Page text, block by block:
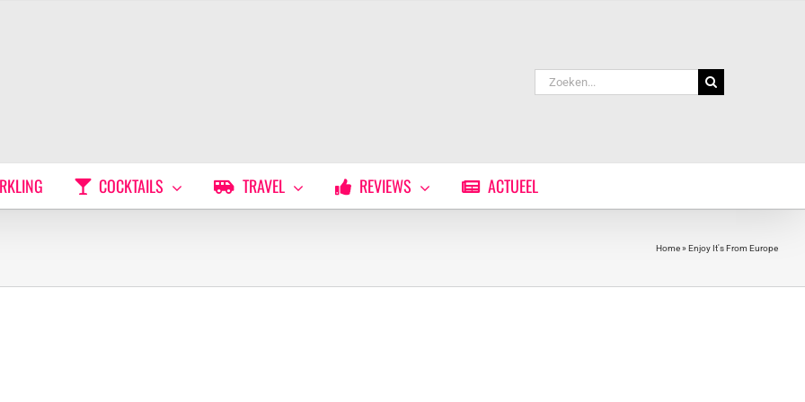
Zoeken
naar:
COCKTAILS TRAVEL REVIEWS ACTUEEL
Home» Enjoy It's From Europe